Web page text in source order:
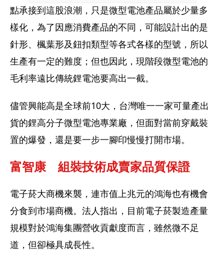
點承接到這股浪潮，只是微型電池產品屬於少量多
樣化，為了因應消費產品的不同，可能設計出的是
針形、楓葉形及鈕扣類型等各式各樣的型號，所以
生產有一定的難度；但也因此，現階段微型電池的
毛利率遠比傳統鋰電池要高出一截。
儘管興能高是全球前10大，台灣唯一一家可量產出
貨的鋰高分子微型電池專業廠，但面對當前穿戴裝
置的爆發，還是要一步一腳印慢慢打開市場。
富智康　組裝技術成賣家品質保證
電子菸大商機來襲，連市值上兆元的鴻海也有機會
分食到市場商機。法人指出，目前電子菸製造產量
規模對於鴻海集團營收貢獻度而言，雖然微不足
道，但卻極具成長性。